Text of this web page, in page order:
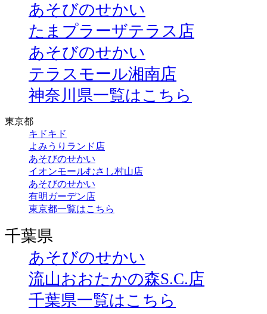
あそびのせかい
たまプラーザテラス店
あそびのせかい
テラスモール湘南店
神奈川県一覧はこちら
東京都
キドキド
よみうりランド店
あそびのせかい
イオンモールむさし村山店
あそびのせかい
有明ガーデン店
東京都一覧はこちら
千葉県
あそびのせかい
流山おおたかの森S.C.店
千葉県一覧はこちら